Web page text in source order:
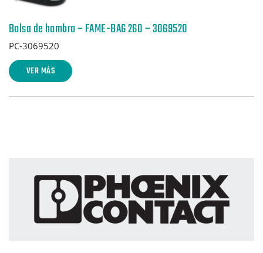
Bolsa de hombro – FAME-BAG 260 – 3069520
PC-3069520
VER MÁS